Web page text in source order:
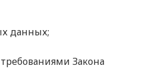
данных;
Закона